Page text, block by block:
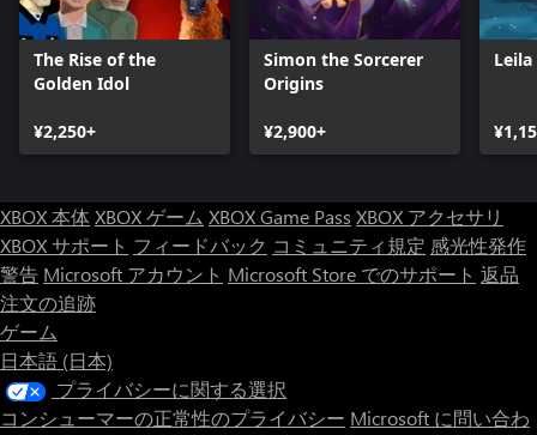
The Rise of the
Golden Idol
¥2,250+
Simon the Sorcerer
Origins
¥2,900+
Leila
XBOX 本体XBOX ゲーム XBOX Game Pass XBOX アクセサリ
XBOX サポート フィードバック コミュニティ規定 感光性発作
警告 Microsoft アカウント Microsoft Store でのサポート 返品
注文の追跡
ゲーム
日本語 (日本)
プライバシーに関する選択
コンシューマーの正常性のプライバシー Microsoft に問い合わ